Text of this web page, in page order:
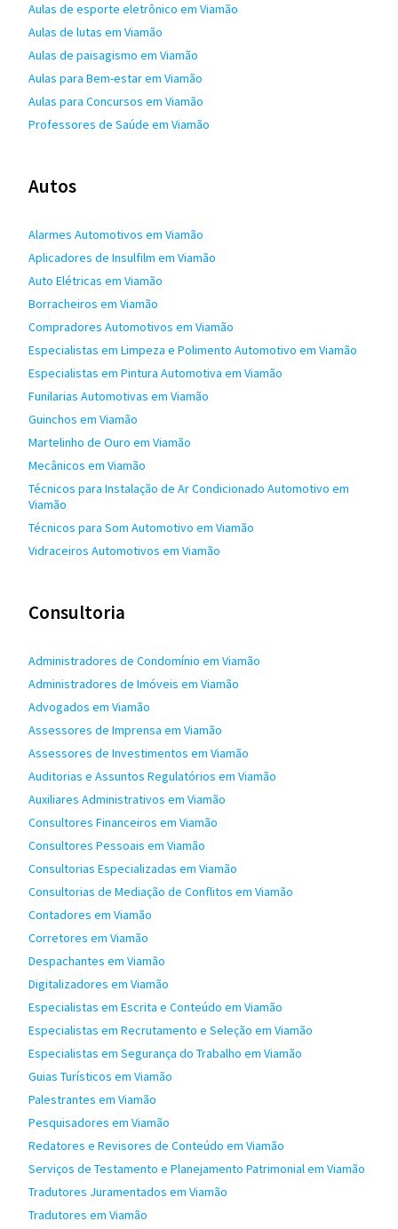
Aulas de esporte eletrônico em Viamão
Aulas de lutas em Viamão
Aulas de paisagismo em Viamão
Aulas para Bem-estar em Viamão
Aulas para Concursos em Viamão
Professores de Saúde em Viamão
Autos
Alarmes Automotivos em Viamão
Aplicadores de Insulfilm em Viamão
Auto Elétricas em Viamão
Borracheiros em Viamão
Compradores Automotivos em Viamão
Especialistas em Limpeza e Polimento Automotivo em Viamão
Especialistas em Pintura Automotiva em Viamão
Funilarias Automotivas em Viamão
Guinchos em Viamão
Martelinho de Ouro em Viamão
Mecânicos em Viamão
Técnicos para Instalação de Ar Condicionado Automotivo em
Viamão
Técnicos para Som Automotivo em Viamão
Vidraceiros Automotivos em Viamão
Consultoria
Administradores de Condomínio em Viamão
Administradores de Imóveis em Viamão
Advogados em Viamão
Assessores de Imprensa em Viamão
Assessores de Investimentos em Viamão
Auditorias e Assuntos Regulatórios em Viamão
Auxiliares Administrativos em Viamão
Consultores Financeiros em Viamão
Consultores Pessoais em Viamão
Consultorias Especializadas em Viamão
Consultorias de Mediação de Conflitos em Viamão
Contadores em Viamão
Corretores em Viamão
Despachantes em Viamão
Digitalizadores em Viamão
Especialistas em Escrita e Conteúdo em Viamão
Especialistas em Recrutamento e Seleção em Viamão
Especialistas em Segurança do Trabalho em Viamão
Guias Turísticos em Viamão
Palestrantes em Viamão
Pesquisadores em Viamão
Redatores e Revisores de Conteúdo em Viamão
Serviços de Testamento e Planejamento Patrimonial em Viamão
Tradutores Juramentados em Viamão
Tradutores em Viamão